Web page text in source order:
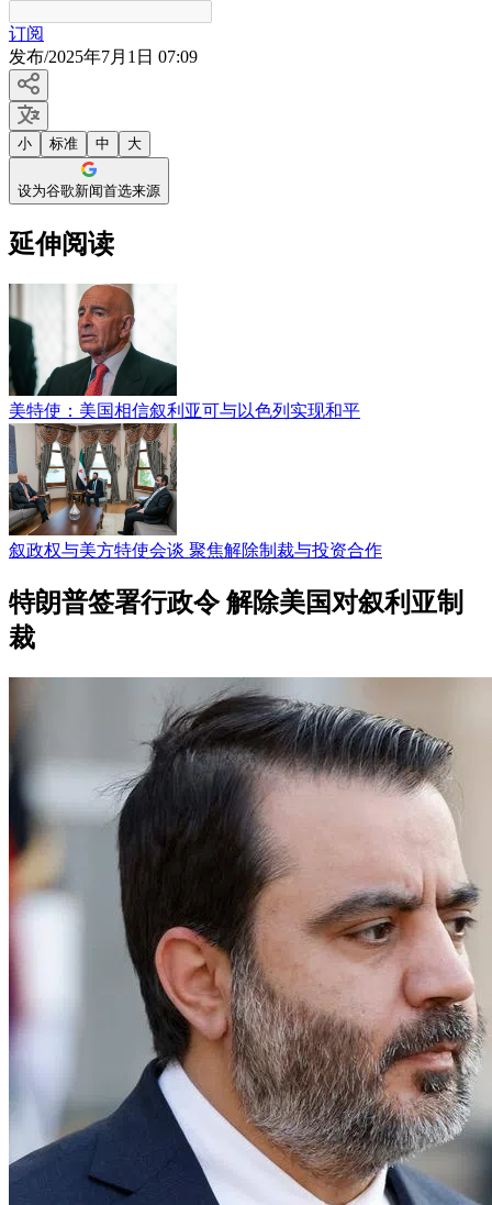
订阅
发布/2025年7月1日 07:09
小 标准 中 大
设为谷歌新闻首选来源
延伸阅读
美特使：美国相信叙利亚可与以色列实现和平
叙政权与美方特使会谈 聚焦解除制裁与投资合作
特朗普签署行政令 解除美国对叙利亚制
裁